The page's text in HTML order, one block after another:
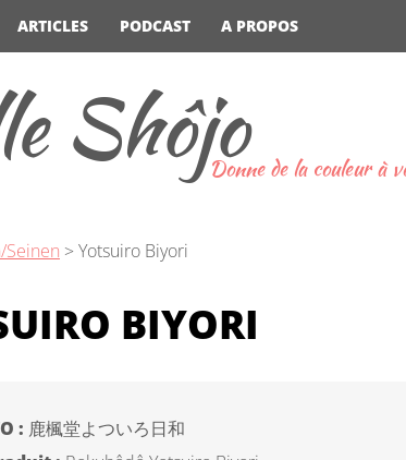
ShôjoDonne de la couleur à
ARTICLES PODCAST A PROPOS
Seinen >Yotsuiro Biyori
BIYORI
: 鹿楓堂よついろ日和